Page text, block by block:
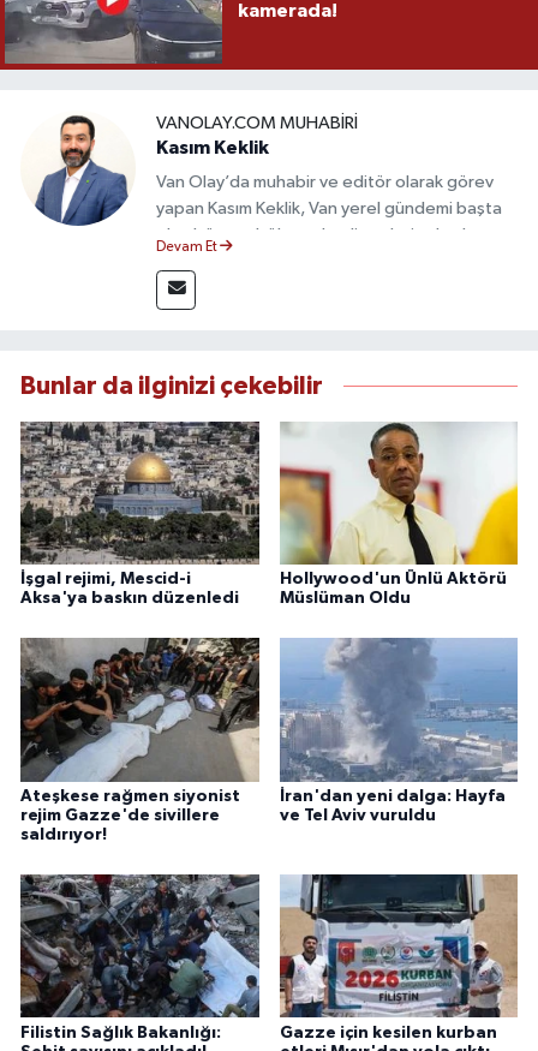
kamerada!
VANOLAY.COM MUHABIRI
Kasım Keklik
Van Olay’da muhabir ve editör olarak görev
yapan Kasım Keklik, Van yerel gündemi başta
olmak üzere bölgesel gelişmeleri sahadan
deneyimiyle hızlı ve doğru haber üretimine
odaklanan Keklik, tarafsızlık ve etik gazetecilik
Devam Et
Bunlar da ilginizi çekebilir
İşgal rejimi, Mescid-i
Aksa'ya baskın düzenledi
Hollywood'un Ünlü Aktörü
Müslüman Oldu
Ateşkese rağmen siyonist
rejim Gazze'de sivillere
saldırıyor!
İran'dan yeni dalga: Hayfa
ve Tel Aviv vuruldu
Filistin Sağlık Bakanlığı:
Gazze için kesilen kurban